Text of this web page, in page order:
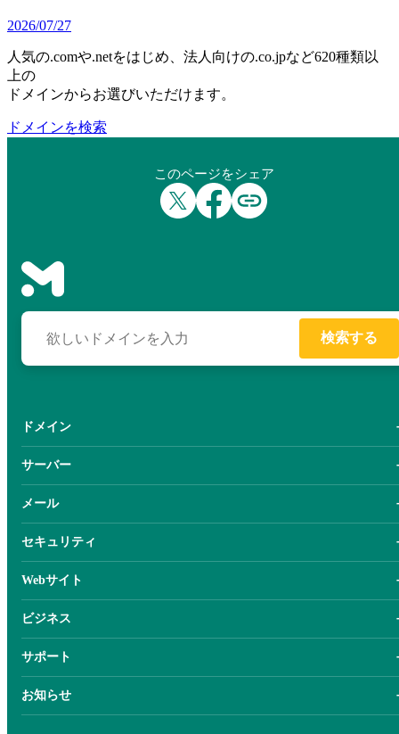
2026/07/27
人気の.comや.netをはじめ、法人向けの.co.jpなど620種類以
上の
ドメインからお選びいただけます。
ドメインを検索
このページをシェア
検索する
ドメイン
サーバー
メール
セキュリティ
Webサイト
ビジネス
サポート
お知らせ